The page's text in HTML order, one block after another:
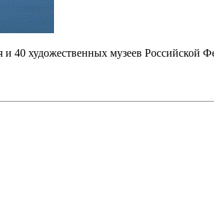
и 40 художественных музеев Российской